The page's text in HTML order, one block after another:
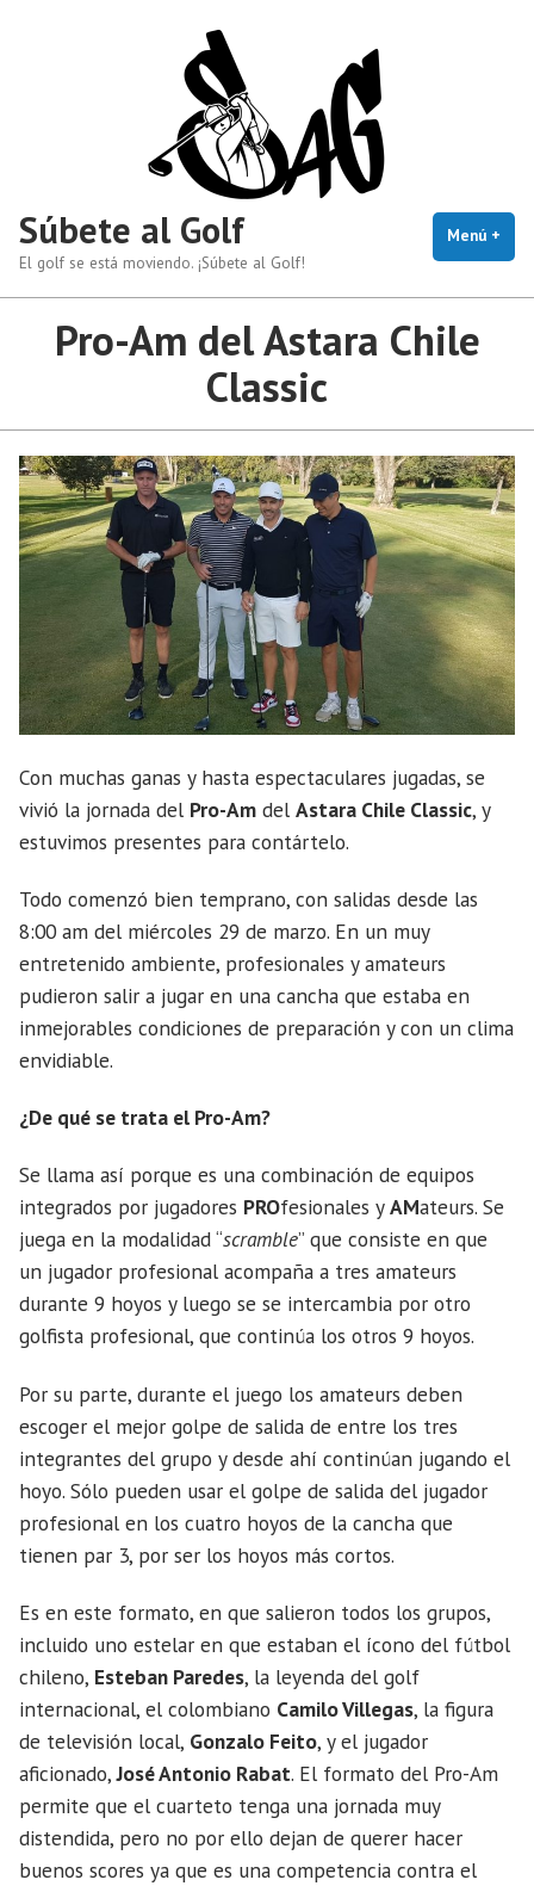
Súbete al Golf
El golf se está moviendo. ¡Súbete al Golf!
Menú +
Pro-Am del Astara Chile
Classic
Con muchas ganas y hasta espectaculares jugadas, se
vivió la jornada del Pro-Am del Astara Chile Classic, y
estuvimos presentes para contártelo.
Todo comenzó bien temprano, con salidas desde las
8:00 am del miércoles 29 de marzo. En un muy
entretenido ambiente, profesionales y amateurs
pudieron salir a jugar en una cancha que estaba en
inmejorables condiciones de preparación y con un clima
envidiable.
¿De qué se trata el Pro-Am?
Se llama así porque es una combinación de equipos
integrados por jugadores PROfesionales yAMateurs. Se
juega en la modalidad “scramble” que consiste en que
un jugador profesional acompaña a tres amateurs
durante 9 hoyos y luego se se intercambia por otro
golfista profesional, que continúa los otros 9 hoyos.
Por su parte, durante el juego los amateurs deben
escoger el mejor golpe de salida de entre los tres
integrantes del grupo y desde ahí continúan jugando el
hoyo. Sólo pueden usar el golpe de salida del jugador
profesional en los cuatro hoyos de la cancha que
tienen par 3, por ser los hoyos más cortos.
Es en este formato, en que salieron todos los grupos,
incluido uno estelar en que estaban el ícono del fútbol
chileno, Esteban Paredes, la leyenda del golf
internacional, el colombiano Camilo Villegas, la figura
de televisión local, Gonzalo Feito, y el jugador
aficionado,José Antonio Rabat. El formato del Pro-Am
permite que el cuarteto tenga una jornada muy
distendida, pero no por ello dejan de querer hacer
buenos scores ya que es una competencia contra el